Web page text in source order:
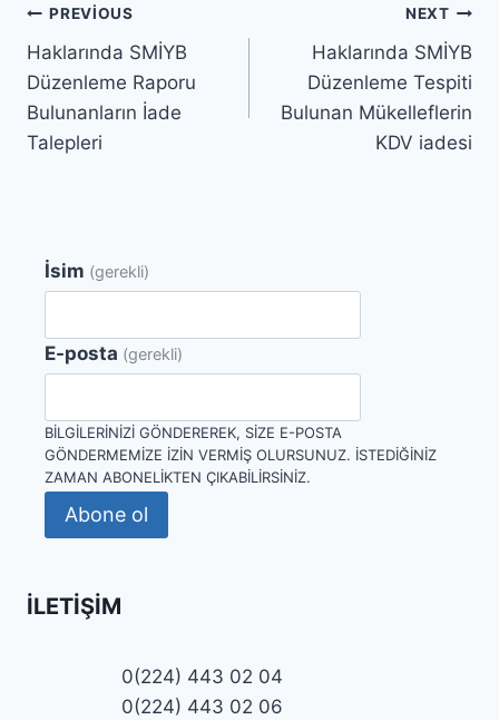
Yazı
gezinmesi
PREVIOUS
Haklarında SMİYB
Düzenleme Raporu
Bulunanların İade
Talepleri
NEXT
Haklarında SMİYB
Düzenleme Tespiti
Bulunan Mükelleflerin
KDV iadesi
İsim (gerekli)
E-posta (gerekli)
BILGILERINIZI GÖNDEREREK, SIZE E-POSTA
GÖNDERMEMIZE IZIN VERMIŞ OLURSUNUZ. İSTEDIĞINIZ
ZAMAN ABONELIKTEN ÇIKABILIRSINIZ.
Abone ol
İLETIŞIM
0(224) 443 02 04
0(224) 443 02 06